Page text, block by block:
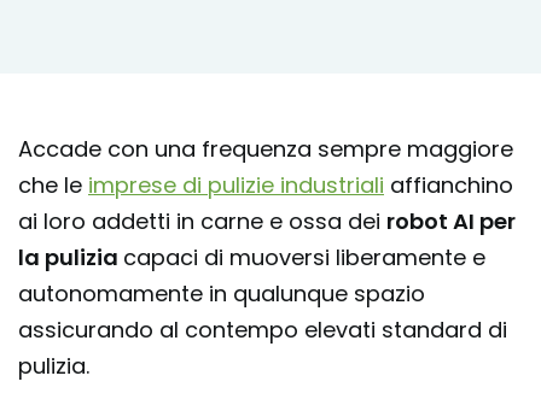
Accade con una frequenza sempre maggiore
che le imprese di pulizie industriali affianchino
ai loro addetti in carne e ossa dei robot AI per
la pulizia capaci di muoversi liberamente e
autonomamente in qualunque spazio
assicurando al contempo elevati standard di
pulizia.